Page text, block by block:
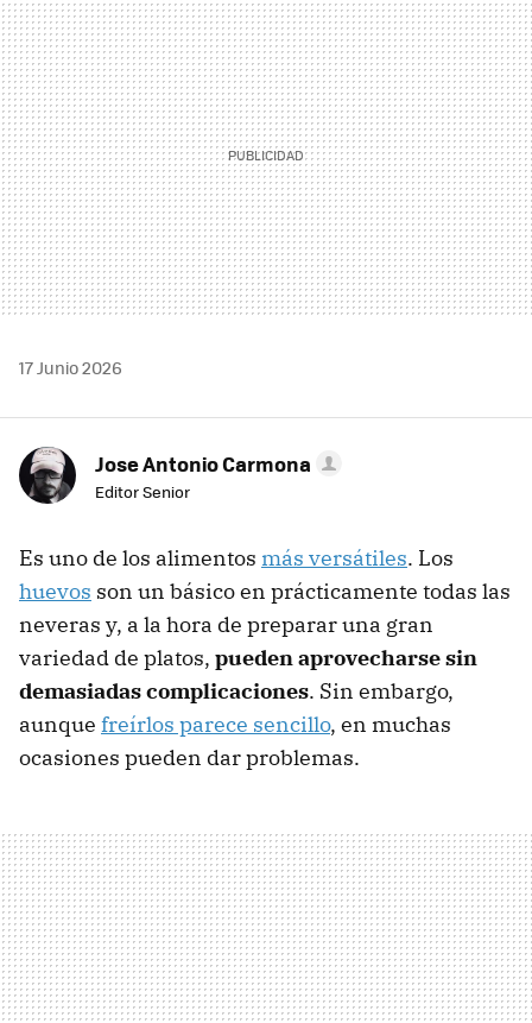
MAIL
17 Junio 2026
Jose Antonio Carmona
Editor Senior
Es uno de los alimentos más versátiles. Los
huevos son un básico en prácticamente todas las
neveras y, a la hora de preparar una gran
variedad de platos, pueden aprovecharse sin
demasiadas complicaciones. Sin embargo,
aunque freírlos parece sencillo, en muchas
ocasiones pueden dar problemas.